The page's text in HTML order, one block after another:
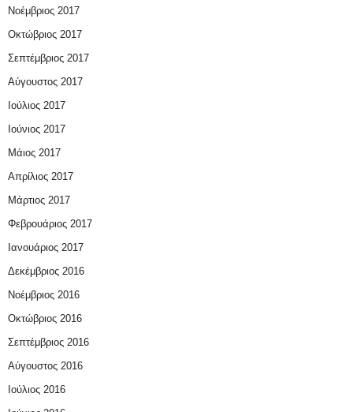
Νοέμβριος 2017
Οκτώβριος 2017
Σεπτέμβριος 2017
Αύγουστος 2017
Ιούλιος 2017
Ιούνιος 2017
Μάιος 2017
Απρίλιος 2017
Μάρτιος 2017
Φεβρουάριος 2017
Ιανουάριος 2017
Δεκέμβριος 2016
Νοέμβριος 2016
Οκτώβριος 2016
Σεπτέμβριος 2016
Αύγουστος 2016
Ιούλιος 2016